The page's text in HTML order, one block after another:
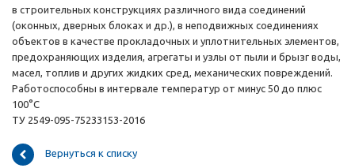
в строительных конструкциях различного вида соединений
(оконных, дверных блоках и др.), в неподвижных соединениях
объектов в качестве прокладочных и уплотнительных элементов,
предохраняющих изделия, агрегаты и узлы от пыли и брызг воды,
масел, топлив и других жидких сред, механических повреждений.
Работоспособны в интервале температур от минус 50 до плюс
100°С
ТУ 2549-095-75233153-2016
Вернуться к списку